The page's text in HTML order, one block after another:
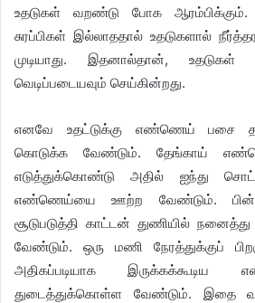
உதடுகள் வறண்டு போக
சுரப்பிகள் இல்லாததால் உதடுகளால்
முடியாது. இதனால்தான், உதடுகள்
வெடிப்படையவும் செய்கின்றது.
எனவே உதட்டுக்கு எண்ணெய் பசை
கொடுக்க வேண்டும். தேங்காய்
எடுத்துக்கொண்டு அதில் ஐந்து
எண்ணெய்யை ஊற்ற வேண்டும்.
சூடுபடுத்தி காட்டன் துணியில்
வேண்டும். ஒரு மணி நேரத்துக்குப்
அதிகப்படியாக
துடைத்துக்கொள்ள வேண்டும். இதை